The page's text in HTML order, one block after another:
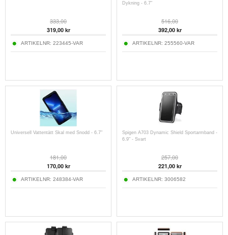
333,00
319,00kr
ARTIKELNR: 223445-VAR
Dykning - 6.7"
516,00
392,00kr
ARTIKELNR: 255560-VAR
Universell Vattentätt Skal med Snodd - 6.7"
181,00
170,00kr
ARTIKELNR: 248384-VAR
Spigen A703 Dynamic Shield Sportarmband -
6.9" - Svart
257,00
221,00kr
ARTIKELNR: 3006582